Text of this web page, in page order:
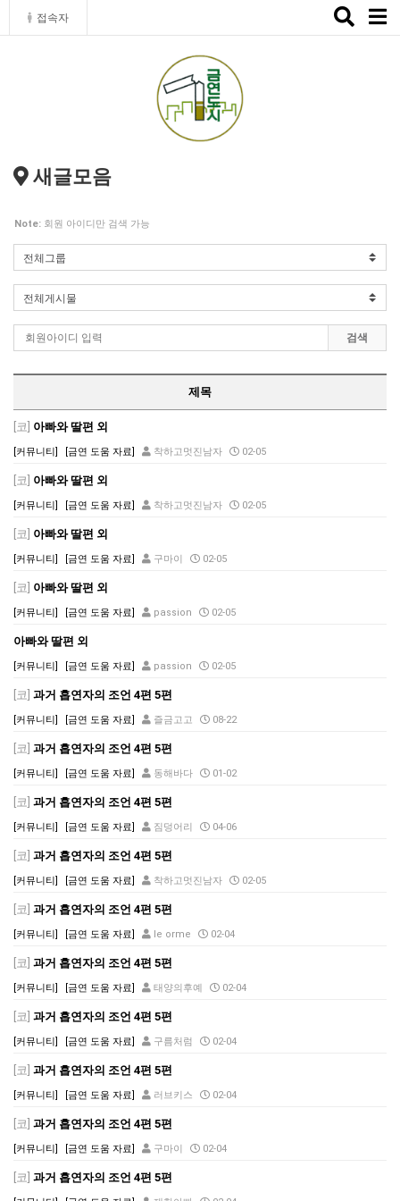
접속자
Toggle
새글모음
Note: 회원 아이디만 검색 가능
검색
제목
[코] 아빠와 딸편 외
[커뮤니티] [금연 도움 자료] 착하고멋진남자 02-05
[코] 아빠와 딸편 외
[커뮤니티] [금연 도움 자료] 착하고멋진남자 02-05
[코] 아빠와 딸편 외
[커뮤니티] [금연 도움 자료] 구마이 02-05
[코] 아빠와 딸편 외
[커뮤니티] [금연 도움 자료] passion 02-05
아빠와 딸편 외
[커뮤니티] [금연 도움 자료] passion 02-05
[코] 과거 흡연자의 조언 4편 5편
[커뮤니티] [금연 도움 자료] 즐금고고 08-22
[코] 과거 흡연자의 조언 4편 5편
[커뮤니티] [금연 도움 자료] 동해바다 01-02
[코] 과거 흡연자의 조언 4편 5편
[커뮤니티] [금연 도움 자료] 짐덩어리 04-06
[코] 과거 흡연자의 조언 4편 5편
[커뮤니티] [금연 도움 자료] 착하고멋진남자 02-05
[코] 과거 흡연자의 조언 4편 5편
[커뮤니티] [금연 도움 자료] le orme 02-04
[코] 과거 흡연자의 조언 4편 5편
[커뮤니티] [금연 도움 자료] 태양의후예 02-04
[코] 과거 흡연자의 조언 4편 5편
[커뮤니티] [금연 도움 자료] 구름처럼 02-04
[코] 과거 흡연자의 조언 4편 5편
[커뮤니티] [금연 도움 자료] 러브키스 02-04
[코] 과거 흡연자의 조언 4편 5편
[커뮤니티] [금연 도움 자료] 구마이 02-04
[코] 과거 흡연자의 조언 4편 5편